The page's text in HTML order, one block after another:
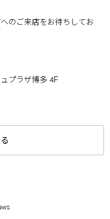
のご来店をお待ちしてお
プラザ博多 4F